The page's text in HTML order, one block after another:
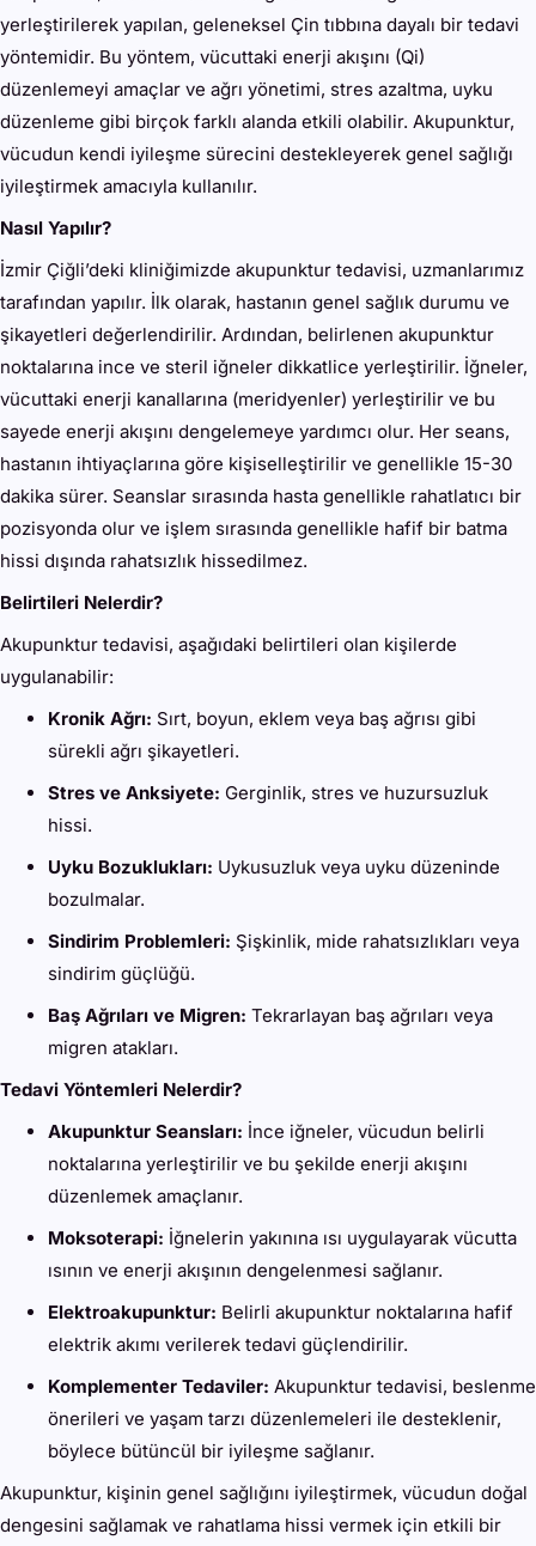
yerleştirilerek yapılan, geleneksel Çin tıbbına dayalı bir tedavi
yöntemidir. Bu yöntem, vücuttaki enerji akışını (Qi)
düzenlemeyi amaçlar ve ağrı yönetimi, stres azaltma, uyku
düzenleme gibi birçok farklı alanda etkili olabilir. Akupunktur,
vücudun kendi iyileşme sürecini destekleyerek genel sağlığı
iyileştirmek amacıyla kullanılır.
Nasıl Yapılır?
İzmir Çiğli’deki kliniğimizde akupunktur tedavisi, uzmanlarımız
tarafından yapılır. İlk olarak, hastanın genel sağlık durumu ve
şikayetleri değerlendirilir. Ardından, belirlenen akupunktur
noktalarına ince ve steril iğneler dikkatlice yerleştirilir. İğneler,
vücuttaki enerji kanallarına (meridyenler) yerleştirilir ve bu
sayede enerji akışını dengelemeye yardımcı olur. Her seans,
hastanın ihtiyaçlarına göre kişiselleştirilir ve genellikle 15-30
dakika sürer. Seanslar sırasında hasta genellikle rahatlatıcı bir
pozisyonda olur ve işlem sırasında genellikle hafif bir batma
hissi dışında rahatsızlık hissedilmez.
Belirtileri Nelerdir?
Akupunktur tedavisi, aşağıdaki belirtileri olan kişilerde
uygulanabilir:
Kronik Ağrı: Sırt, boyun, eklem veya baş ağrısı gibi
sürekli ağrı şikayetleri.
Stres ve Anksiyete: Gerginlik, stres ve huzursuzluk
hissi.
Uyku Bozuklukları: Uykusuzluk veya uyku düzeninde
bozulmalar.
Sindirim Problemleri: Şişkinlik, mide rahatsızlıkları veya
sindirim güçlüğü.
Baş Ağrıları ve Migren: Tekrarlayan baş ağrıları veya
migren atakları.
Tedavi Yöntemleri Nelerdir?
Akupunktur Seansları: İnce iğneler, vücudun belirli
noktalarına yerleştirilir ve bu şekilde enerji akışını
düzenlemek amaçlanır.
Moksoterapi: İğnelerin yakınına ısı uygulayarak vücutta
ısının ve enerji akışının dengelenmesi sağlanır.
Elektroakupunktur: Belirli akupunktur noktalarına hafif
elektrik akımı verilerek tedavi güçlendirilir.
Komplementer Tedaviler: Akupunktur tedavisi, beslenme
önerileri ve yaşam tarzı düzenlemeleri ile desteklenir,
böylece bütüncül bir iyileşme sağlanır.
Akupunktur, kişinin genel sağlığını iyileştirmek, vücudun doğal
dengesini sağlamak ve rahatlama hissi vermek için etkili bir